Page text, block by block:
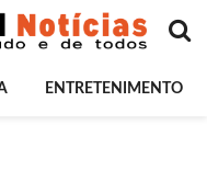
ENTRETENIMENTO